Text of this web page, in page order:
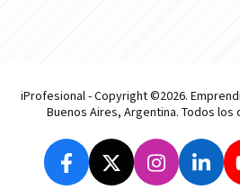
iProfesional - Copyright ©2026.
Buenos Aires, Argentina. Todos